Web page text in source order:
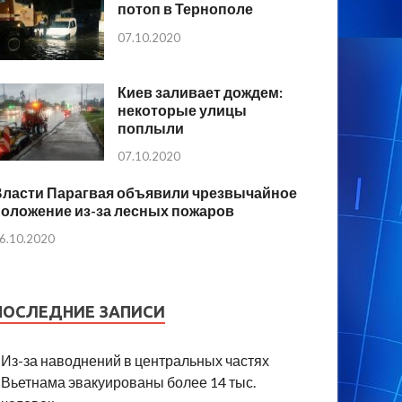
потоп в Тернополе
07.10.2020
Киев заливает дождем:
некоторые улицы
поплыли
07.10.2020
Парагвая объявили чрезвычайное
из-за лесных пожаров
ЗАПИСИ
Из-за наводнений в центральных частях
Вьетнама эвакуированы более 14 тыс.